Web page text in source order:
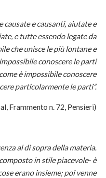
causate e causanti, aiutate e
e tutte essendo legate da
che unisce le più lontane e
conoscere le parti
è impossibile conoscere
particolarmente le parti”.
Frammento n. 72, Pensieri)
al di sopra della materia.
in stile piacevole- è
erano insieme; poi venne